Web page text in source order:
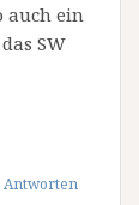
auch ein
SW
Antworten